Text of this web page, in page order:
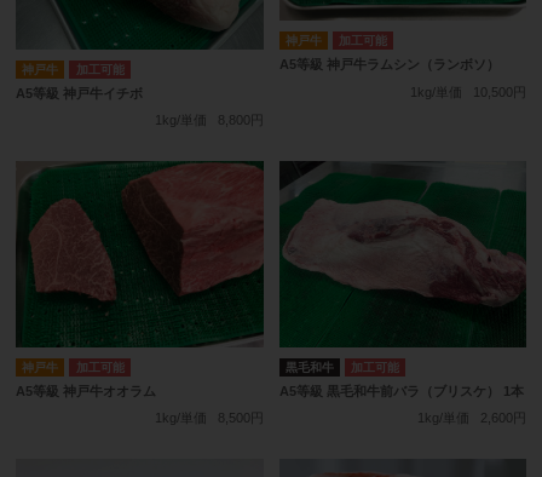
神戸牛 加工可能
A5等級 神戸牛イチボ
1kg/単価
8,800円
神戸牛 加工可能
A5等級 神戸牛ラムシン（ランボソ）
1kg/単価
10,500円
神戸牛 加工可能
A5等級 神戸牛オオラム
1kg/単価
8,500円
黒毛和牛 加工可能
A5等級 黒毛和牛前バラ（ブリスケ） 1本
1kg/単価
2,600円